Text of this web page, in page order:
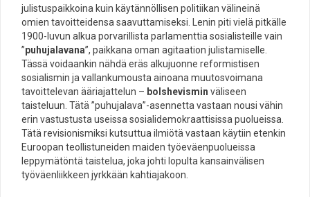
julistuspaikkoina kuin käytännöllisen politiikan välineinä
omien tavoitteidensa saavuttamiseksi. Lenin piti vielä pitkälle
1900-luvun alkua porvarillista parlamenttia sosialisteille vain
”puhujalavana”, paikkana oman agitaation julistamiselle.
Tässä voidaankin nähdä eräs alkujuonne reformistisen
sosialismin ja vallankumousta ainoana muutosvoimana
tavoittelevan ääriajattelun – bolshevismin väliseen
taisteluun. Tätä ”puhujalava”-asennetta vastaan nousi vähin
erin vastustusta useissa sosialidemokraattisissa puolueissa.
Tätä revisionismiksi kutsuttua ilmiötä vastaan käytiin etenkin
Euroopan teollistuneiden maiden työeväenpuolueissa
leppymätöntä taistelua, joka johti lopulta kansainvälisen
työväenliikkeen jyrkkään kahtiajakoon.